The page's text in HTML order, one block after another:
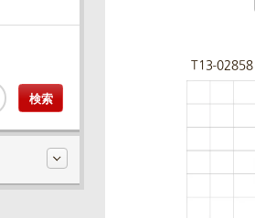
T13-02858
検索